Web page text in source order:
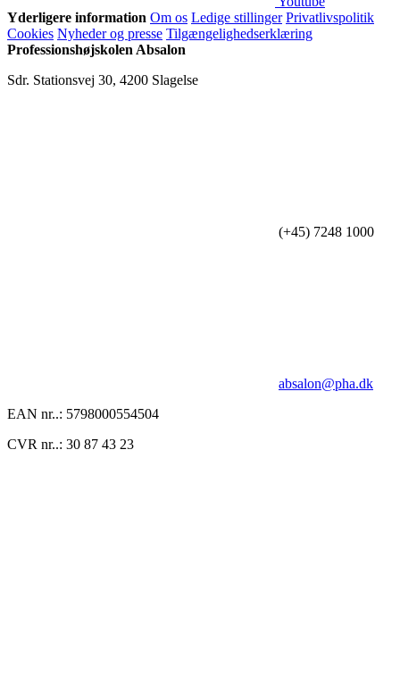
Yderligere information Om os Ledige stillinger Privatlivspolitik
Cookies Nyheder og presse Tilgængelighedserklæring
Professionshøjskolen Absalon
Sdr. Stationsvej 30, 4200 Slagelse
(+45) 7248 1000
absalon@pha.dk
EAN nr..: 5798000554504
CVR nr..: 30 87 43 23